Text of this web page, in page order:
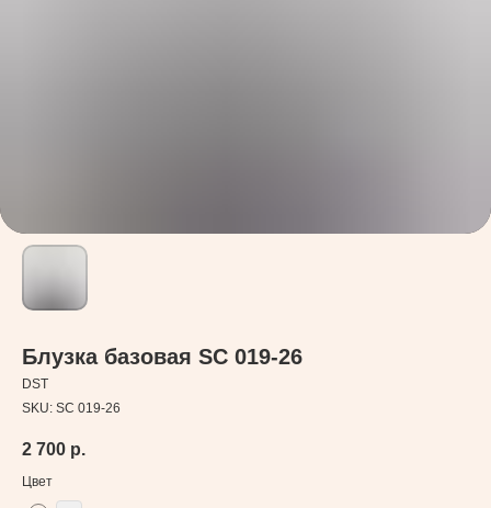
Блузка базовая SC 019-26
DST
SKU: SC 019-26
2 700 р.
Цвет